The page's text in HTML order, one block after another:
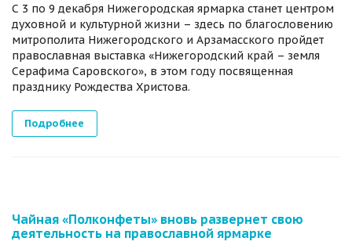
С 3 по 9 декабря Нижегородская ярмарка станет центром
духовной и культурной жизни – здесь по благословению
митрополита Нижегородского и Арзамасского пройдет
православная выставка «Нижегородский край – земля
Серафима Саровского», в этом году посвященная
празднику Рождества Христова.
Подробнее
Чайная «Полконфеты» вновь развернет свою
деятельность на православной ярмарке